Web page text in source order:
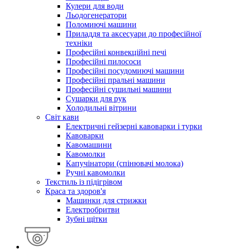
Кулери для води
Льодогенератори
Поломиючі машини
Приладдя та аксесуари до професійної
техніки
Професійні конвекційні печі
Професійні пилососи
Професійні посудомиючі машини
Професійні пральні машини
Професійні сушильні машини
Сушарки для рук
Холодильні вітрини
Світ кави
Електричні гейзерні кавоварки і турки
Кавоварки
Кавомашини
Кавомолки
Капучінатори (спінювачі молока)
Ручні кавомолки
Текстиль із підігрівом
Краса та здоров'я
Машинки для стрижки
Електробритви
Зубні щітки